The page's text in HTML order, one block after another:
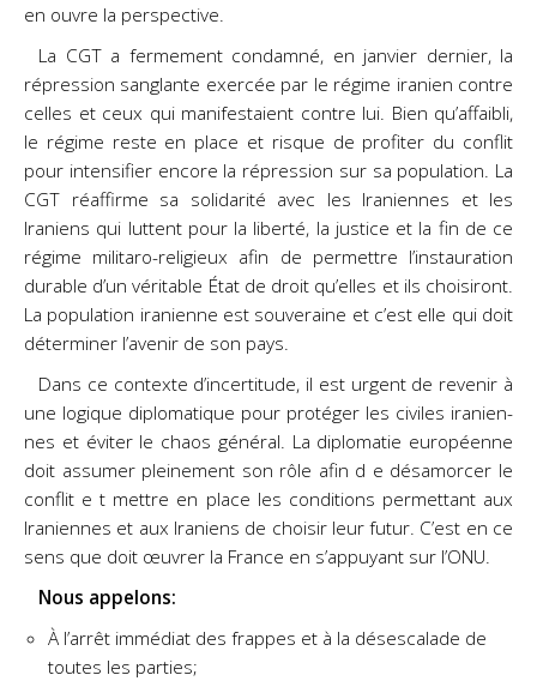
en ouvre la perspective.
La CGT a fermement condamné, en janvier dernier, la
répression sanglante exercée par le régime iranien contre
celles et ceux qui manifestaient contre lui. Bien qu’affaibli,
le régime reste en place et risque de profiter du conflit
pour intensifier encore la répression sur sa population. La
CGT réaffirme sa solidarité avec les Iraniennes et les
Iraniens qui luttent pour la liberté, la justice et la fin de ce
régime militaro-religieux afin de permettre l’instauration
durable d’un véritable État de droit qu’elles et ils choisiront.
La population iranienne est souveraine et c’est elle qui doit
déterminer l’avenir de son pays.
Dans ce contexte d’incertitude, il est urgent de revenir à
une logique diplomatique pour protéger les civiles iranien-
nes et éviter le chaos général. La diplomatie européenne
doit assumer pleinement son rôle afin d e désamorcer le
conflit e t mettre en place les conditions permettant aux
Iraniennes et aux Iraniens de choisir leur futur. C’est en ce
sens que doit œuvrer la France en s’appuyant sur l’ONU.
Nous appelons:
À l’arrêt immédiat des frappes et à la désescalade de
toutes les parties;